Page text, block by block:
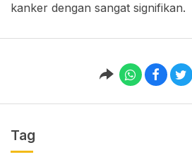
kanker dengan sangat signifikan.
Tag